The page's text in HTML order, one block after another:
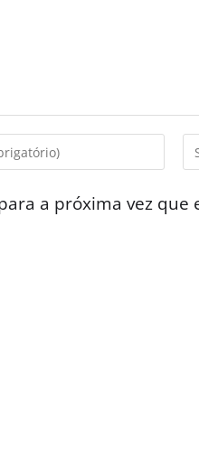
a próxima vez que